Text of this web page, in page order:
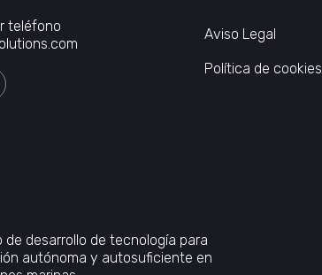
teléfono
Aviso Legal
Política de cookies
de desarrollo de tecnología para
autónoma y autosuficiente en